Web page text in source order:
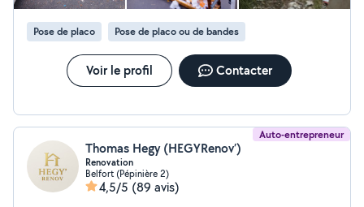
Pose de placo Pose de placo ou de bandes
Voir le profil Contacter
Auto-entrepreneur
Thomas Hegy (HEGYRenov’)
Renovation
Belfort (Pépinière 2)
4,5/5 (89 avis)